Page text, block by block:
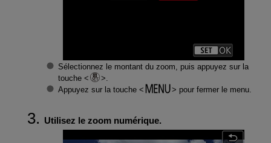
Sélectionnez le montant du zoom, puis appuyez sur la
touche
.
Appuyez sur la touche
pour fermer le menu.
Utilisez le zoom numérique.